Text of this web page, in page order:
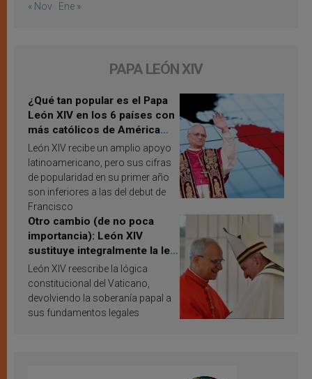
« Nov Ene »
PAPA LEÓN XIV
¿Qué tan popular es el Papa
León XIV en los 6 países con
más católicos de América
Latina en 2026? Publican
resultados de investigación
León XIV recibe un amplio apoyo
latinoamericano, pero sus cifras
de popularidad en su primer año
son inferiores a las del debut de
Francisco
Otro cambio (de no poca
importancia): León XIV
sustituye integralmente la ley
vaticana de Papa Francisco
León XIV reescribe la lógica
constitucional del Vaticano,
devolviendo la soberanía papal a
sus fundamentos legales